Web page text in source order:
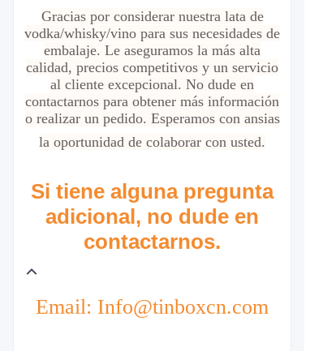
Gracias por considerar nuestra lata de
vodka/whisky/vino para sus necesidades de
embalaje. Le aseguramos la más alta
calidad, precios competitivos y un servicio
al cliente excepcional. No dude en
contactarnos para obtener más información
o realizar un pedido. Esperamos con ansias
la oportunidad de colaborar con usted.
Si tiene alguna pregunta
adicional, no dude en
contactarnos.
Email: Info@tinboxcn.com